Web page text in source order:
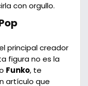
con orgullo.
principal creador
figura no es la
Funko, te
artículo que